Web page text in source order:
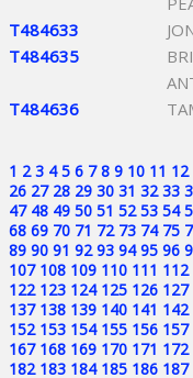
T484633
T484635
T484636
1 2 3 4 5 6 7 8 9 10 11 12
26 27 28 29 30 31 32 33
47 48 49 50 51 52 53 54
68 69 70 71 72 73 74 75
89 90 91 92 93 94 95 96
107 108 109 110 111 112
122 123 124 125 126 127
137 138 139 140 141 142
152 153 154 155 156 157
167 168 169 170 171 172
182 183 184 185 186 187